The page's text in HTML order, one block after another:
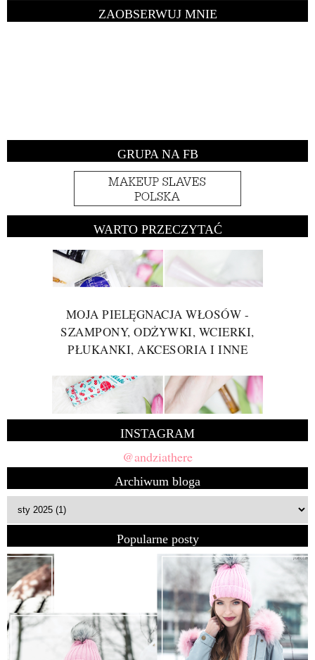
ZAOBSERWUJ MNIE
GRUPA NA FB
WARTO PRZECZYTAĆ
MOJA PIELĘGNACJA WŁOSÓW -
SZAMPONY, ODŻYWKI, WCIERKI,
PŁUKANKI, AKCESORIA I INNE
INSTAGRAM
@andziathere
Archiwum bloga
Popularne posty